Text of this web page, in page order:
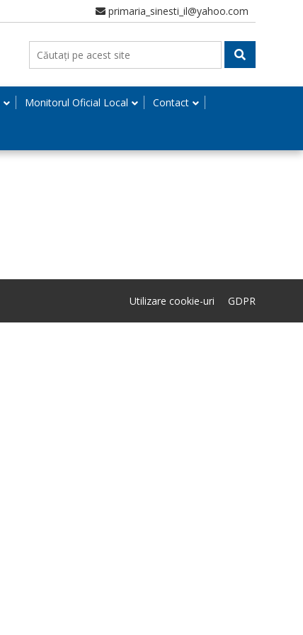
primaria_sinesti_il@yahoo.com
Monitorul Oficial Local Contact
Utilizare cookie-uri GDPR